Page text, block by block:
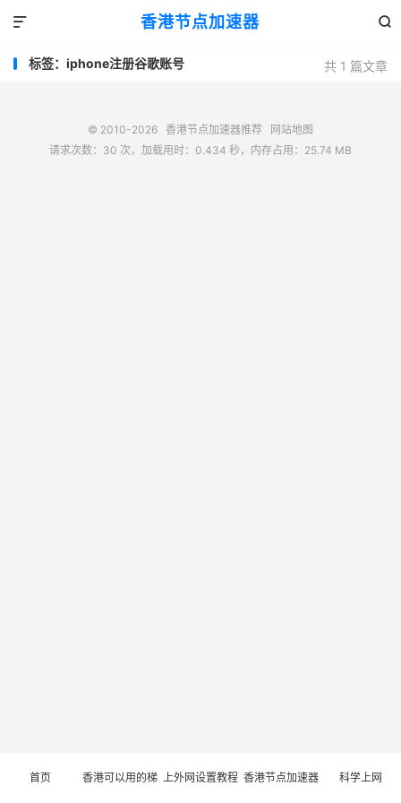
香港节点加速器 

共 1 篇文章
标签：iphone注册谷歌账号
© 2010-2026 香港节点加速器推荐
网站地图
请求次数：30 次，加载用时：0.434 秒，内存占用：25.74 MB
首页 香港可以用的梯 上外网设置教程 香港节点加速器 科学上网